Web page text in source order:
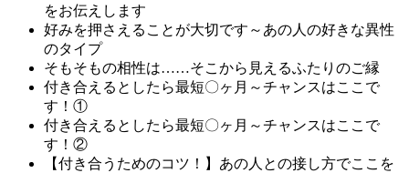
をお伝えします
好みを押さえることが大切です～あの人の好きな異性
のタイプ
そもそもの相性は……そこから見えるふたりのご縁
付き合えるとしたら最短〇ヶ月～チャンスはここで
す！①
付き合えるとしたら最短〇ヶ月～チャンスはここで
す！②
【付き合うためのコツ！】あの人との接し方でここを